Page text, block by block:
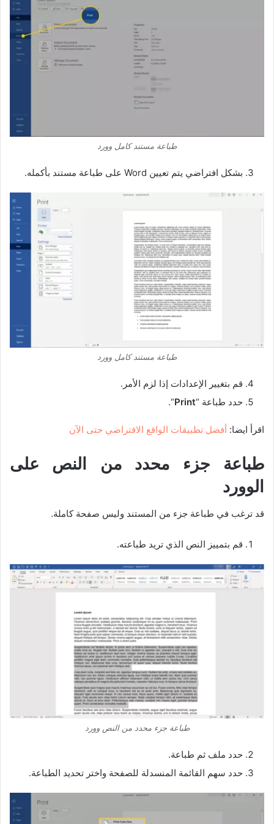
طباعة مستند كامل وورد
بشكل افتراضي يتم تعيين Word على طباعة مستند بأكمله.
طباعة مستند كامل وورد
قم بتغيير الإعدادات إذا لزم الأمر.
حدد طباعة “Print
“.
اقرأ ايضا: أفضل تطبيقات الواقع الافتراضي حتى الآن
طباعة جزء محدد من النص على
الوورد
قد ترغب في طباعة جزء من المستند وليس صفحة كاملة.
قم بتمييز النص الذي تريد طباعته.
طباعة جزء محدد من النص وورد
حدد ملف ثم طباعة.
حدد سهم القائمة المنسدلة للصفحة واختر تحديد الطباعة.